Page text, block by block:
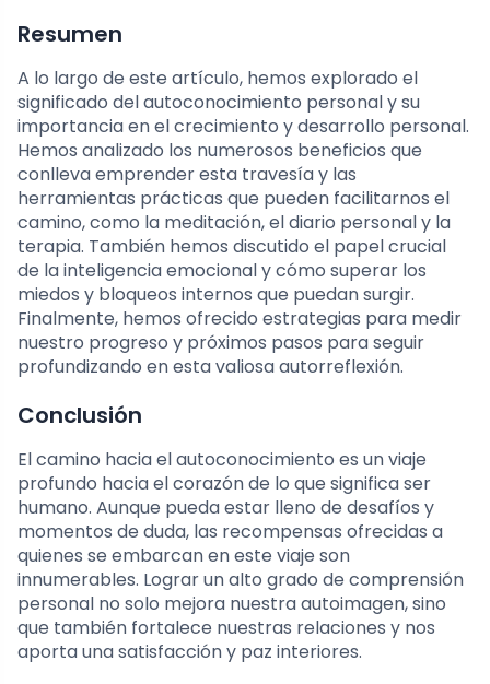
Resumen
A lo largo de este artículo, hemos explorado el
significado del autoconocimiento personal y su
importancia en el crecimiento y desarrollo personal.
Hemos analizado los numerosos beneficios que
conlleva emprender esta travesía y las
herramientas prácticas que pueden facilitarnos el
camino, como la meditación, el diario personal y la
terapia. También hemos discutido el papel crucial
de la inteligencia emocional y cómo superar los
miedos y bloqueos internos que puedan surgir.
Finalmente, hemos ofrecido estrategias para medir
nuestro progreso y próximos pasos para seguir
profundizando en esta valiosa autorreflexión.
Conclusión
El camino hacia el autoconocimiento es un viaje
profundo hacia el corazón de lo que significa ser
humano. Aunque pueda estar lleno de desafíos y
momentos de duda, las recompensas ofrecidas a
quienes se embarcan en este viaje son
innumerables. Lograr un alto grado de comprensión
personal no solo mejora nuestra autoimagen, sino
que también fortalece nuestras relaciones y nos
aporta una satisfacción y paz interiores.